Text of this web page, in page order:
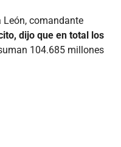
León, comandante
dijo que en total los
104.685 millones